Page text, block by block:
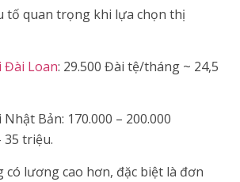
tố quan trọng khi lựa chọn thị
Đài Loan: 29.500 Đài tệ/tháng ~ 24,5
Bản: 170.000 – 200.000
35 triệu.
có lương cao hơn, đặc biệt là đơn